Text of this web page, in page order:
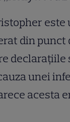
din punct
declaraţiile
unei
acesta